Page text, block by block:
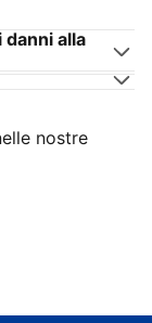
alla
nostre